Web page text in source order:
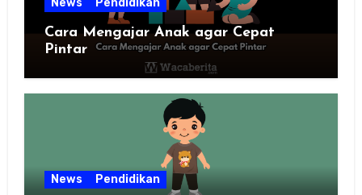
News Pendidikan
Cara Mengajar Anak agar Cepat
Pintar
News Pendidikan